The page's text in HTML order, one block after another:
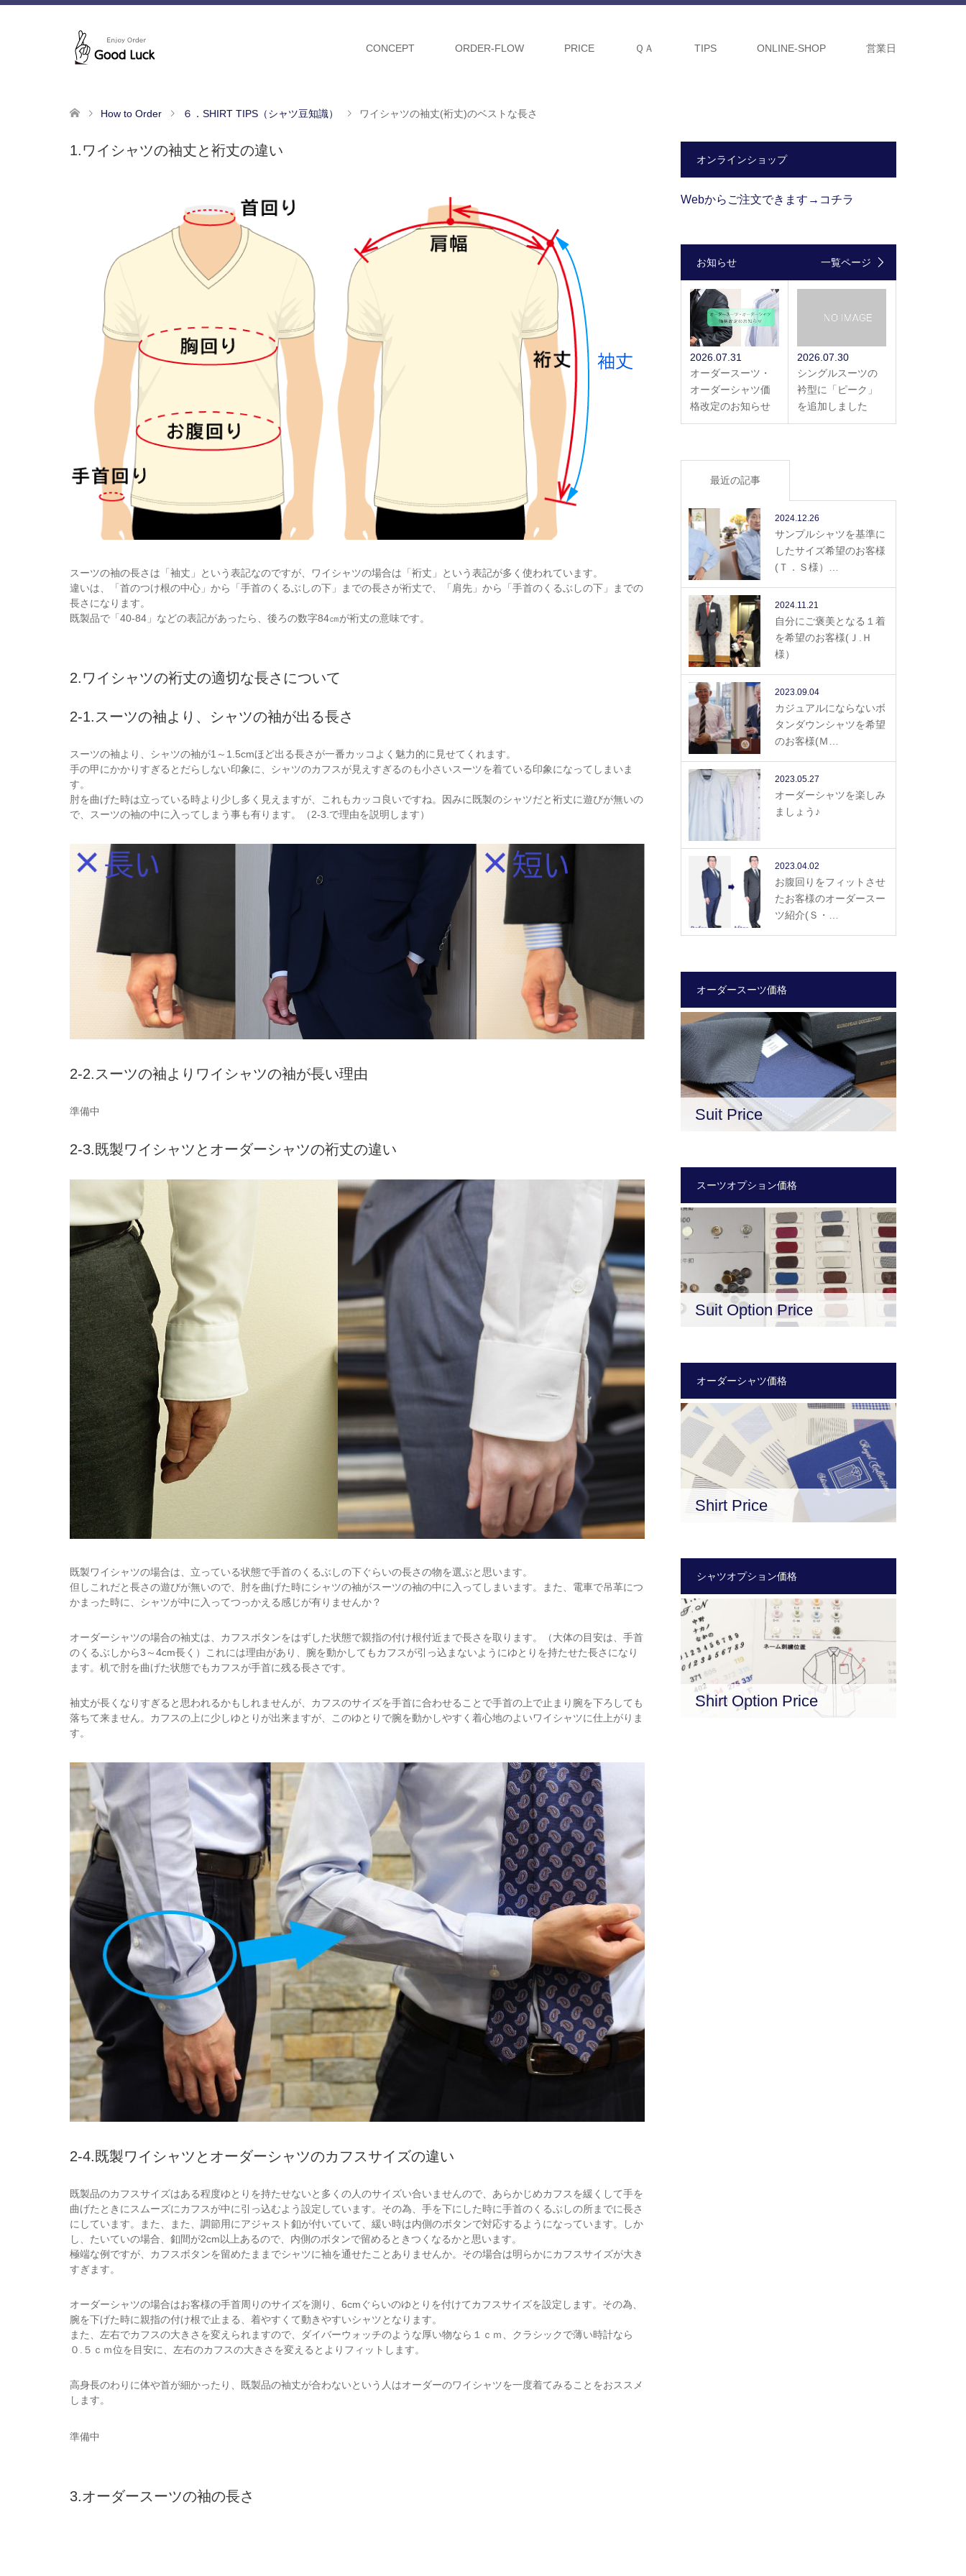
CONCEPT ORDER-FLOW PRICE ＱＡ TIPS ONLINE-SHOP 営業日
How to Order ６．SHIRT TIPS（シャツ豆知識） ワイシャツの袖丈(裄丈)のベストな長さ
1.ワイシャツの袖丈と裄丈の違い
スーツの袖の長さは「袖丈」という表記なのですが、ワイシャツの場合は「裄丈」という表記が多く使われています。
違いは、「首のつけ根の中心」から「手首のくるぶしの下」までの長さが裄丈で、「肩先」から「手首のくるぶしの下」までの
長さになります。
既製品で「40-84」などの表記があったら、後ろの数字84㎝が裄丈の意味です。
2.ワイシャツの裄丈の適切な長さについて
2-1.スーツの袖より、シャツの袖が出る長さ
スーツの袖より、シャツの袖が1～1.5cmほど出る長さが一番カッコよく魅力的に見せてくれます。
手の甲にかかりすぎるとだらしない印象に、シャツのカフスが見えすぎるのも小さいスーツを着ている印象になってしまいま
す。
肘を曲げた時は立っている時より少し多く見えますが、これもカッコ良いですね。因みに既製のシャツだと裄丈に遊びが無いの
で、スーツの袖の中に入ってしまう事も有ります。（2-3.で理由を説明します）
2-2.スーツの袖よりワイシャツの袖が長い理由
準備中
2-3.既製ワイシャツとオーダーシャツの裄丈の違い
既製ワイシャツの場合は、立っている状態で手首のくるぶしの下ぐらいの長さの物を選ぶと思います。
但しこれだと長さの遊びが無いので、肘を曲げた時にシャツの袖がスーツの袖の中に入ってしまいます。また、電車で吊革につ
かまった時に、シャツが中に入ってつっかえる感じが有りませんか？
オーダーシャツの場合の袖丈は、カフスボタンをはずした状態で親指の付け根付近まで長さを取ります。（大体の目安は、手首
のくるぶしから3～4cm長く）これには理由があり、腕を動かしてもカフスが引っ込まないようにゆとりを持たせた長さになり
ます。机で肘を曲げた状態でもカフスが手首に残る長さです。
袖丈が長くなりすぎると思われるかもしれませんが、カフスのサイズを手首に合わせることで手首の上で止まり腕を下ろしても
落ちて来ません。カフスの上に少しゆとりが出来ますが、このゆとりで腕を動かしやすく着心地のよいワイシャツに仕上がりま
す。
2-4.既製ワイシャツとオーダーシャツのカフスサイズの違い
既製品のカフスサイズはある程度ゆとりを持たせないと多くの人のサイズい合いませんので、あらかじめカフスを緩くして手を
曲げたときにスムーズにカフスが中に引っ込むよう設定しています。その為、手を下にした時に手首のくるぶしの所までに長さ
にしています。また、また、調節用にアジャスト釦が付いていて、緩い時は内側のボタンで対応するようになっています。しか
し、たいていの場合、釦間が2cm以上あるので、内側のボタンで留めるときつくなるかと思います。
極端な例ですが、カフスボタンを留めたままでシャツに袖を通せたことありませんか。その場合は明らかにカフスサイズが大き
すぎます。
オーダーシャツの場合はお客様の手首周りのサイズを測り、6cmぐらいのゆとりを付けてカフスサイズを設定します。その為、
腕を下げた時に親指の付け根で止まる、着やすくて動きやすいシャツとなります。
また、左右でカフスの大きさを変えられますので、ダイバーウォッチのような厚い物なら１ｃｍ、クラシックで薄い時計なら
０.５ｃｍ位を目安に、左右のカフスの大きさを変えるとよりフィットします。
高身長のわりに体や首が細かったり、既製品の袖丈が合わないという人はオーダーのワイシャツを一度着てみることをおススメ
します。
準備中
3.オーダースーツの袖の長さ
オンラインショップ
Webからご注文できます→コチラ
お知らせ 一覧ページ
2026.07.31
オーダースーツ・
オーダーシャツ価
格改定のお知らせ
2026.07.30
シングルスーツの
衿型に「ピーク」
を追加しました
最近の記事
2024.12.26
サンプルシャツを基準に
したサイズ希望のお客様
(Ｔ．Ｓ様）…
2024.11.21
自分にご褒美となる１着
を希望のお客様(Ｊ.Ｈ
様）
2023.09.04
カジュアルにならないボ
タンダウンシャツを希望
のお客様(Ｍ…
2023.05.27
オーダーシャツを楽しみ
ましょう♪
2023.04.02
お腹回りをフィットさせ
たお客様のオーダースー
ツ紹介(Ｓ・…
オーダースーツ価格
Suit Price
スーツオプション価格
Suit Option Price
オーダーシャツ価格
Shirt Price
シャツオプション価格
Shirt Option Price